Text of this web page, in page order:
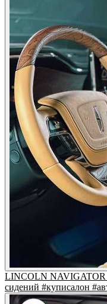
LINCOLN NAVIGATOR
сидений #куписалон